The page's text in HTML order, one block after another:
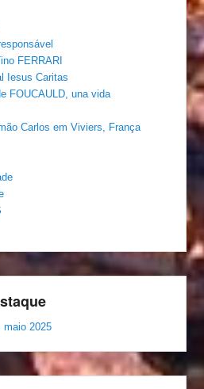
FERRARI
Iesus Caritas
FOUCAULD, una vida
Carlos em Viviers, França
maio 2025